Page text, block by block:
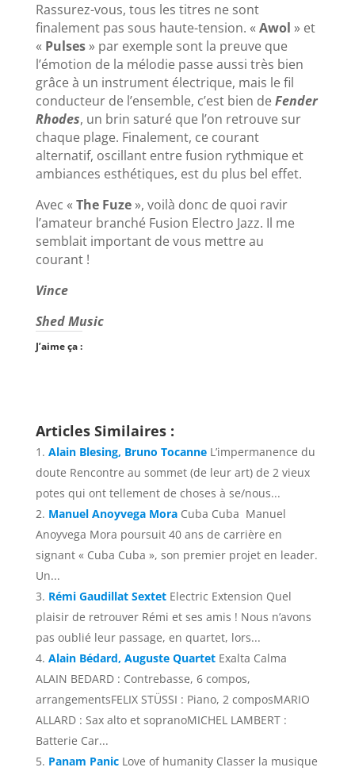
Rassurez-vous, tous les titres ne sont
finalement pas sous haute-tension. « Awol » et
« Pulses » par exemple sont la preuve que
l’émotion de la mélodie passe aussi très bien
grâce à un instrument électrique, mais le fil
conducteur de l’ensemble, c’est bien deFender
Rhodes, un brin saturé que l’on retrouve sur
chaque plage. Finalement, ce courant
alternatif, oscillant entre fusion rythmique et
ambiances esthétiques, est du plus bel effet.
Avec « The Fuze», voilà donc de quoi ravir
l’amateur branché Fusion Electro Jazz. Il me
semblait important de vous mettre au
courant !
Vince
Shed Music
J’aime ça :
Articles Similaires :
Alain Blesing, Bruno Tocanne L’impermanence du
doute Rencontre au sommet (de leur art) de 2 vieux
potes qui ont tellement de choses à se/nous...
Manuel Anoyvega Mora Cuba Cuba Manuel
Anoyvega Mora poursuit 40 ans de carrière en
signant « Cuba Cuba », son premier projet en leader.
Un...
Rémi Gaudillat Sextet Electric Extension Quel
plaisir de retrouver Rémi et ses amis ! Nous n’avons
pas oublié leur passage, en quartet, lors...
Alain Bédard, Auguste Quartet Exalta Calma
ALAIN BEDARD : Contrebasse, 6 compos,
arrangementsFELIX STÜSSI : Piano, 2 composMARIO
ALLARD : Sax alto et sopranoMICHEL LAMBERT :
Batterie Car...
Panam Panic Love of humanity Classer la musique